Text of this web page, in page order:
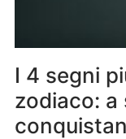
I 4 segni
zodiaco: a